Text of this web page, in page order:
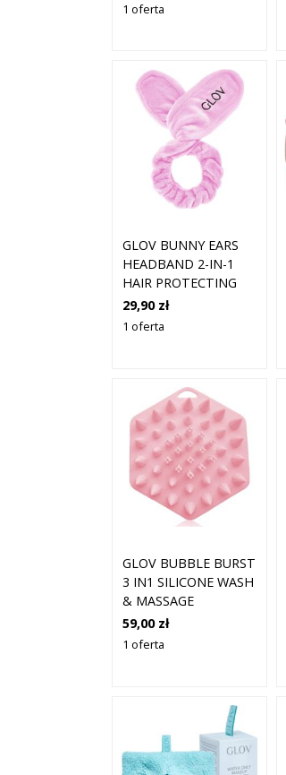
1 oferta
GLOV BUNNY EARS
HEADBAND 2-IN-1
HAIR PROTECTING
HEADBAND AND
HAIR TIE
29,90 zł
1 oferta
GLOV BUBBLE BURST
3 IN1 SILICONE WASH
& MASSAGE
SILIKONOWA
SZCZOTKA
59,00 zł
1 oferta